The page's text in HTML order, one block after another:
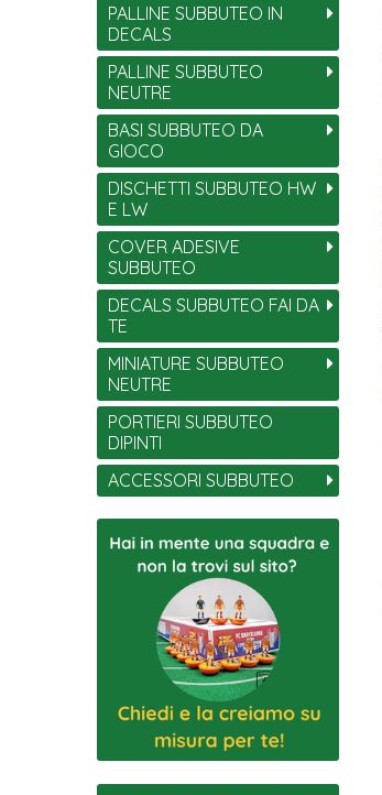
PALLINE SUBBUTEO IN
DECALS
PALLINE SUBBUTEO
NEUTRE
BASI SUBBUTEO DA
GIOCO
DISCHETTI SUBBUTEO HW
E LW
COVER ADESIVE
SUBBUTEO
DECALS SUBBUTEO FAI DA
TE
MINIATURE SUBBUTEO
NEUTRE
PORTIERI SUBBUTEO
DIPINTI
ACCESSORI SUBBUTEO